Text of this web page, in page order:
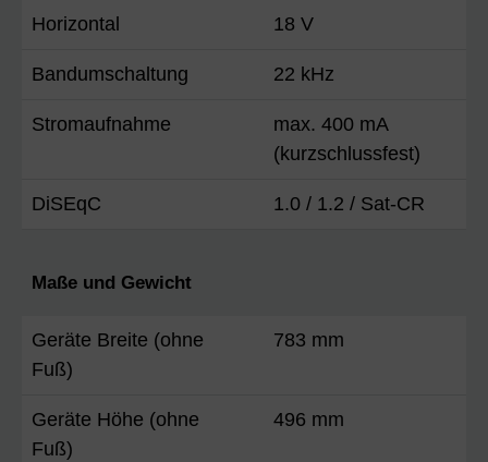
Horizontal 18 V
Bandumschaltung 22 kHz
Stromaufnahme
max. 400 mA
(kurzschlussfest)
DiSEqC 1.0 / 1.2 / Sat-CR
Maße und Gewicht
Geräte Breite (ohne
Fuß)
783 mm
Geräte Höhe (ohne
Fuß)
496 mm